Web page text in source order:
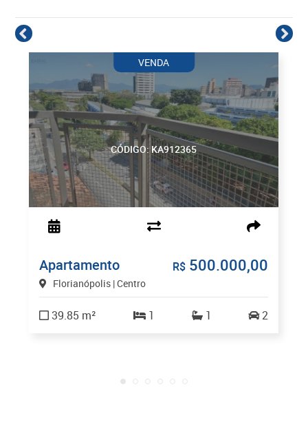
CÓDIGO: KA912365
VENDA
Apartamento
Florianópolis | Centro
R$ 500.000,00
39.85 m² 1 1 2